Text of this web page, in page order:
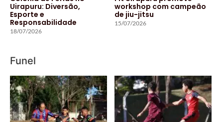
Uirapuru: Diversão,
Esporte e
Responsabilidade
18/07/2026
workshop com campeão
de jiu-jitsu
15/07/2026
Funel